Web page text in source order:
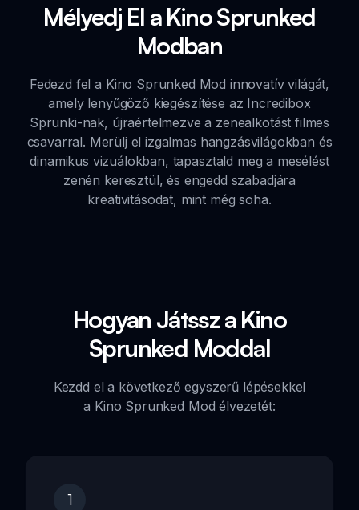
Mélyedj El a Kino Sprunked
Modban
Fedezd fel a Kino Sprunked Mod innovatív világát,
amely lenyűgöző kiegészítése az Incredibox
Sprunki-nak, újraértelmezve a zenealkotást filmes
csavarral. Merülj el izgalmas hangzásvilágokban és
dinamikus vizuálokban, tapasztald meg a mesélést
zenén keresztül, és engedd szabadjára
kreativitásodat, mint még soha.
Hogyan Játssz a Kino
Sprunked Moddal
Kezdd el a következő egyszerű lépésekkel
a Kino Sprunked Mod élvezetét:
1